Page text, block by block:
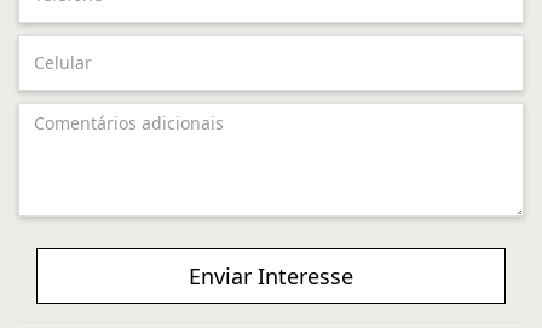
Enviar Interesse